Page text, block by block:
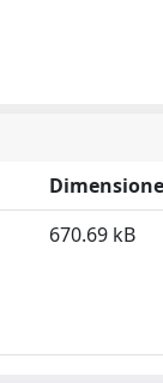
Dimensione
670.69 kB